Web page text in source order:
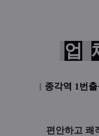
업
[ 종각역 1번
편안하고 쾌